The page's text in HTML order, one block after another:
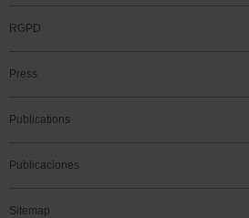
RGPD
Press
Publications
Publicaciones
Sitemap